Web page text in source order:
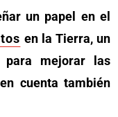
un papel en el
en la Tierra, un
para mejorar las
cuenta también